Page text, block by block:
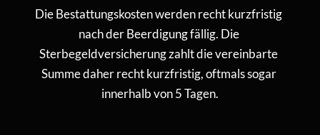
Die Bestattungskosten werden recht kurzfristig
nach der Beerdigung fällig. Die
Sterbegeldversicherung zahlt die vereinbarte
Summe daher recht kurzfristig, oftmals sogar
innerhalb von 5 Tagen.